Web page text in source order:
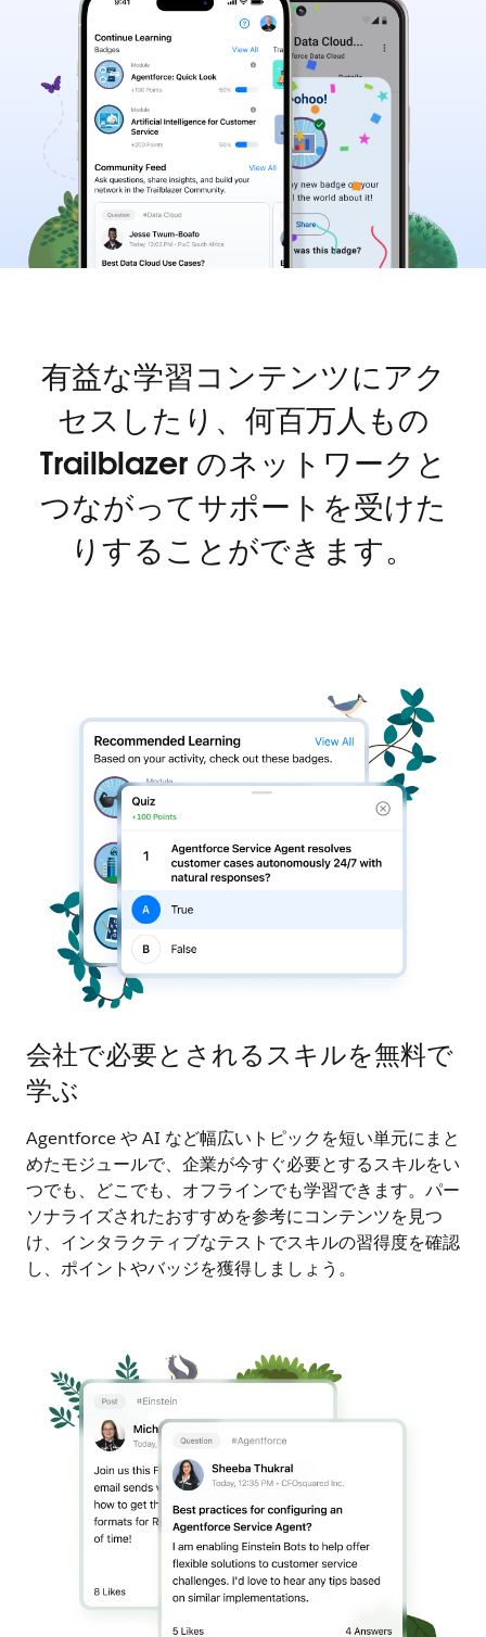
有益な学習コンテンツにアク
セスしたり、何百万人もの
Trailblazer のネットワークと
つながってサポートを受けた
りすることができます。